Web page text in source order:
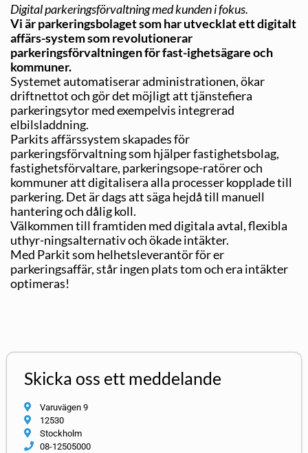
Digital parkeringsförvaltning med kunden i fokus.
Vi är parkeringsbolaget som har utvecklat ett digitalt
affärs-system som revolutionerar
parkeringsförvaltningen för fast-ighetsägare och
kommuner.
Systemet automatiserar administrationen, ökar
driftnettot och gör det möjligt att tjänstefiera
parkeringsytor med exempelvis integrerad
elbilsladdning.
Parkits affärssystem skapades för
parkeringsförvaltning som hjälper fastighetsbolag,
fastighetsförvaltare, parkeringsope-ratörer och
kommuner att digitalisera alla processer kopplade till
parkering. Det är dags att säga hejdå till manuell
hantering och dålig koll.
Välkommen till framtiden med digitala avtal, flexibla
uthyr-ningsalternativ och ökade intäkter.
Med Parkit som helhetsleverantör för er
parkeringsaffär, står ingen plats tom och era intäkter
optimeras!
Skicka oss ett meddelande
Varuvägen 9
12530
Stockholm
08-12505000